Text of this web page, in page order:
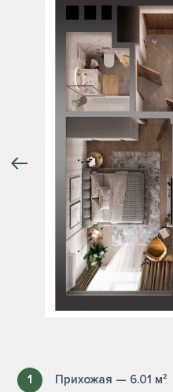
1 Прихожая — 6.01 м²